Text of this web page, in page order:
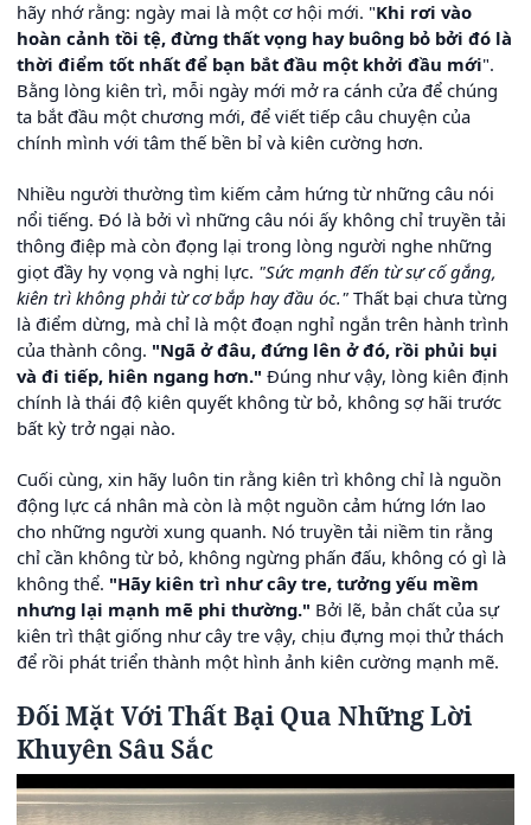
hãy nhớ rằng: ngày mai là một cơ hội mới. "Khi rơi vào
hoàn cảnh tồi tệ, đừng thất vọng hay buông bỏ bởi đó là
thời điểm tốt nhất để bạn bắt đầu một khởi đầu mới".
Bằng lòng kiên trì, mỗi ngày mới mở ra cánh cửa để chúng
ta bắt đầu một chương mới, để viết tiếp câu chuyện của
chính mình với tâm thế bền bỉ và kiên cường hơn.
Nhiều người thường tìm kiếm cảm hứng từ những câu nói
nổi tiếng. Đó là bởi vì những câu nói ấy không chỉ truyền tải
thông điệp mà còn đọng lại trong lòng người nghe những
giọt đầy hy vọng và nghị lực. "Sức mạnh đến từ sự cố gắng,
kiên trì không phải từ cơ bắp hay đầu óc." Thất bại chưa từng
là điểm dừng, mà chỉ là một đoạn nghỉ ngắn trên hành trình
của thành công. "Ngã ở đâu, đứng lên ở đó, rồi phủi bụi
và đi tiếp, hiên ngang hơn." Đúng như vậy, lòng kiên định
chính là thái độ kiên quyết không từ bỏ, không sợ hãi trước
bất kỳ trở ngại nào.
Cuối cùng, xin hãy luôn tin rằng kiên trì không chỉ là nguồn
động lực cá nhân mà còn là một nguồn cảm hứng lớn lao
cho những người xung quanh. Nó truyền tải niềm tin rằng
chỉ cần không từ bỏ, không ngừng phấn đấu, không có gì là
không thể. "Hãy kiên trì như cây tre, tưởng yếu mềm
nhưng lại mạnh mẽ phi thường." Bởi lẽ, bản chất của sự
kiên trì thật giống như cây tre vậy, chịu đựng mọi thử thách
để rồi phát triển thành một hình ảnh kiên cường mạnh mẽ.
Đối Mặt Với Thất Bại Qua Những Lời
Khuyên Sâu Sắc